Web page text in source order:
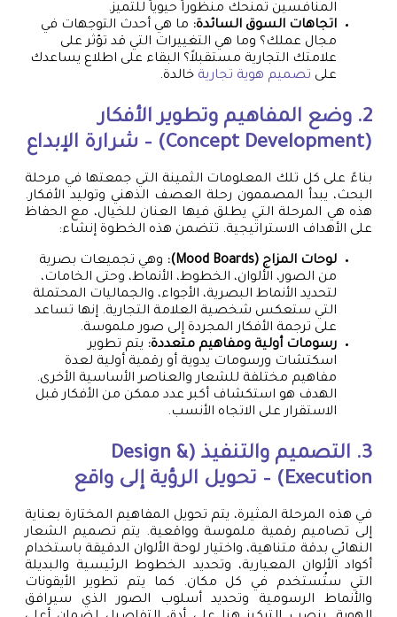
المنافسين تمنحك منظوراً حيوياً للتميز.
اتجاهات السوق السائدة: ما هي أحدث التوجهات في
مجال عملك؟ وما هي التغييرات التي قد تؤثر على
علامتك التجارية مستقبلاً؟ البقاء على اطلاع يساعدك
على تصميم هوية تجارية خالدة.
2. وضع المفاهيم وتطوير الأفكار
(Concept Development) – شرارة الإبداع
بناءً على كل تلك المعلومات الثمينة التي جمعتها في مرحلة
البحث، يبدأ المصممون رحلة العصف الذهني وتوليد الأفكار.
هذه هي المرحلة التي يطلق فيها العنان للخيال، مع الحفاظ
على الأهداف الاستراتيجية. تتضمن هذه الخطوة إنشاء:
لوحات المزاج (Mood Boards):
وهي تجميعات بصرية
من الصور، الألوان، الخطوط، الأنماط، وحتى الخامات،
لتحديد الأنماط البصرية، الأجواء، والجماليات المحتملة
التي ستعكس شخصية العلامة التجارية. إنها تساعد
على ترجمة الأفكار المجردة إلى صور ملموسة.
رسومات أولية ومفاهيم متعددة: يتم تطوير
اسكتشات ورسومات يدوية أو رقمية أولية لعدة
مفاهيم مختلفة للشعار والعناصر الأساسية الأخرى.
الهدف هو استكشاف أكبر عدد ممكن من الأفكار قبل
الاستقرار على الاتجاه الأنسب.
3. التصميم والتنفيذ (Design &
Execution) – تحويل الرؤية إلى واقع
في هذه المرحلة المثيرة، يتم تحويل المفاهيم المختارة بعناية
إلى تصاميم رقمية ملموسة وواقعية. يتم تصميم الشعار
النهائي بدقة متناهية، واختيار لوحة الألوان الدقيقة باستخدام
أكواد الألوان المعيارية، وتحديد الخطوط الرئيسية والبديلة
التي ستُستخدم في كل مكان. كما يتم تطوير الأيقونات
والأنماط الرسومية وتحديد أسلوب الصور الذي سيرافق